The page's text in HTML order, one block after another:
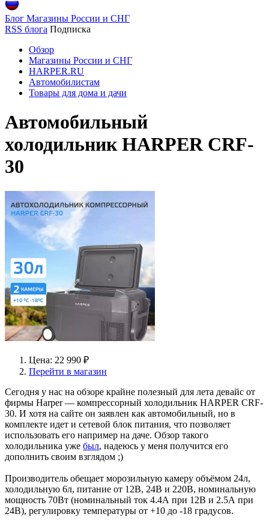
Блог Магазины России и СНГ
RSS блога Подписка
Обзор
Магазины России и СНГ
HARPER.RU
Автомобилистам
Товары для дома и дачи
Автомобильный
холодильник HARPER CRF-
30
Цена: 22 990 ₽
Перейти в магазин
Сегодня у нас на обзоре крайне полезный для лета девайс от
фирмы Harper — компрессорный холодильник HARPER CRF-
30. И хотя на сайте он заявлен как автомобильный, но в
комплекте идет и сетевой блок питания, что позволяет
использовать его например на даче. Обзор такого
холодильника уже был, надеюсь у меня получится его
дополнить своим взглядом ;)
Производитель обещает морозильную камеру объёмом 24л,
холодильную 6л, питание от 12В, 24В и 220В, номинальную
мощность 70Вт (номинальный ток 4.4А при 12В и 2.5А при
24В), регулировку температуры от +10 до -18 градусов.